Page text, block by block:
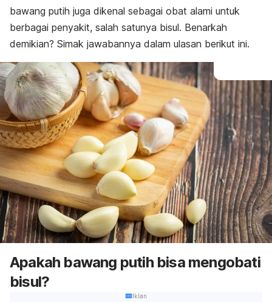
bawang putih juga dikenal sebagai obat alami untuk
berbagai penyakit, salah satunya bisul. Benarkah
demikian? Simak jawabannya dalam ulasan berikut ini.
Apakah bawang putih bisa mengobati
bisul?
Iklan